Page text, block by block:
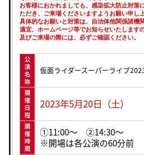
お客様におかれましても、感染拡大防止対策
ただき、ご来場くださいますようお願い申し
具体的なお願いと対策は、自治体他関係諸機
適宜、ホームページ等でお知らせいたします
及びご来場の際には、必ずご確認ください。
公
演
名
称
仮面ライダースーパーライブ
開
催
日
程
2023年5月20日（土）
開
催
時
間
①11:00〜 ②14:30〜
※開場は各公演の60分前